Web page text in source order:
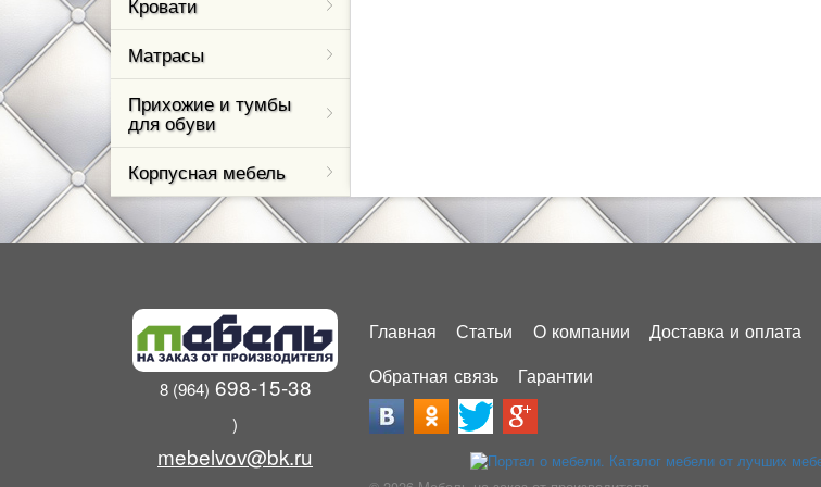
Кровати
Матрасы
Прихожие и тумбы
для обуви
Корпусная мебель
8 (964) 698-15-38
)
mebelvov@bk.ru
Главная Статьи О компании Доставка и оплата
Обратная связь
Гарантии